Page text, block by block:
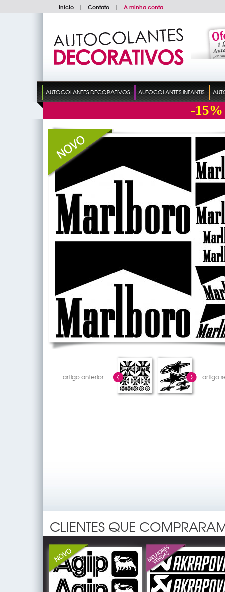
Início | Contato | A minha conta
AUTOCOLANTES DECORATIVOS AUTOCOLANTES INFANTIS
-15%
artigo anterior artigo
CLIENTES QUE